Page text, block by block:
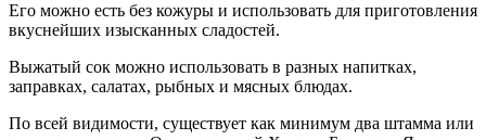
Его можно есть без кожуры и использовать для приготовления
вкуснейших изысканных сладостей.
Выжатый сок можно использовать в разных напитках,
заправках, салатах, рыбных и мясных блюдах.
По всей видимости, существует как минимум два штамма или